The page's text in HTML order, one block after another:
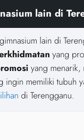
lain di
lain di
yang
yang menarik,
ingin memiliki tubuh
di Terengganu.